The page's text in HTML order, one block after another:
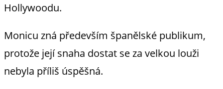
Hollywoodu.
Monicu zná především španělské publikum,
protože její snaha dostat se za velkou louži
nebyla příliš úspěšná.